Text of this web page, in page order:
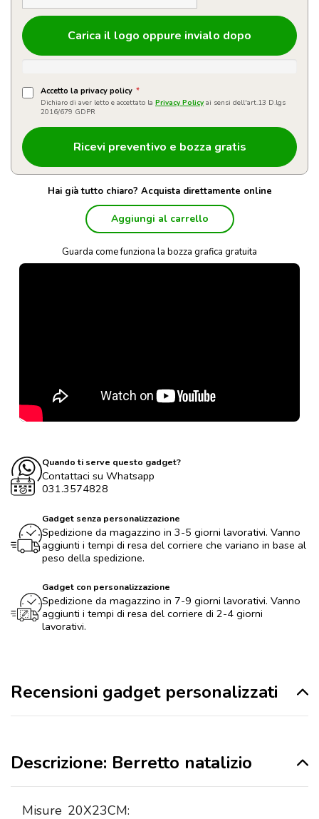
Carica il logo oppure invialo dopo
Accetto la privacy policy *
Dichiaro di aver letto e accettato la Privacy Policy ai sensi dell'art.13 D.lgs
2016/679 GDPR
Hai già tutto chiaro? Acquista direttamente online
Aggiungi al carrello
Guarda come funziona la bozza grafica gratuita
Quando ti serve questo gadget?
Contattaci su Whatsapp
031.3574828
Gadget senza personalizzazione
Spedizione da magazzino in 3-5 giorni lavorativi. Vanno
aggiunti i tempi di resa del corriere che variano in base al
peso della spedizione.
Gadget con personalizzazione
Spedizione da magazzino in 7-9 giorni lavorativi. Vanno
aggiunti i tempi di resa del corriere di 2-4 giorni
lavorativi.
Recensioni gadget personalizzati
Descrizione: Berretto natalizio
Misure 20X23CM: